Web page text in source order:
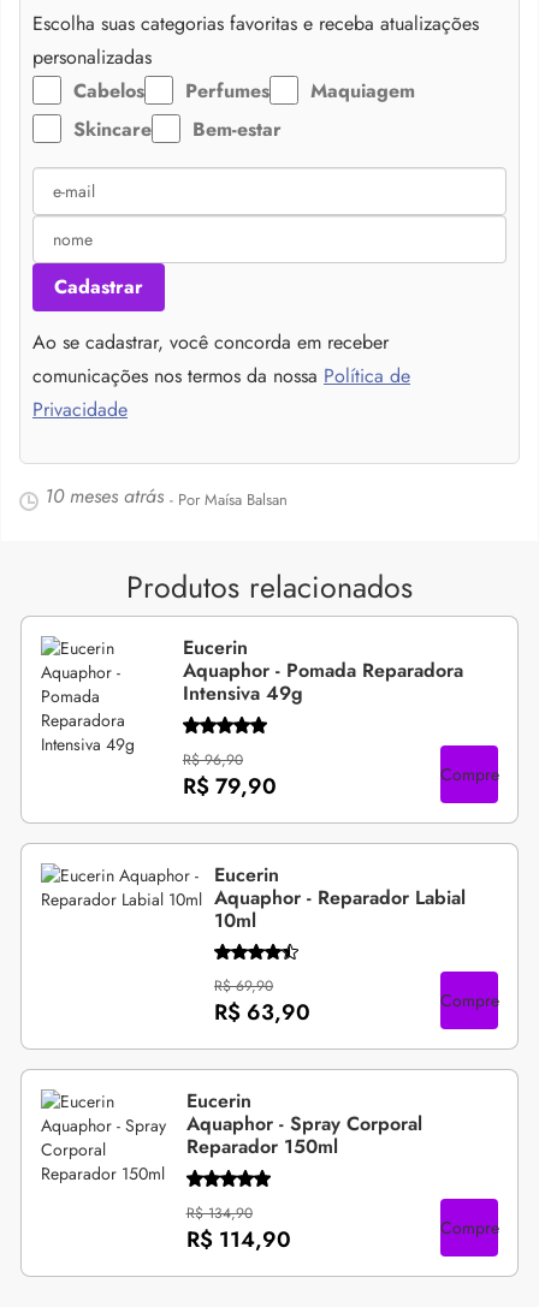
Escolha suas categorias favoritas e receba atualizações
personalizadas
Cabelos
Perfumes
Maquiagem
Skincare
Bem-estar
Cadastrar
Ao se cadastrar, você concorda em receber
comunicações nos termos da nossa Política de
Privacidade
10 meses atrás - Por Maísa Balsan
Produtos relacionados
Eucerin
Aquaphor - Pomada Reparadora
Intensiva 49g
R$ 96,90
R$ 79,90 Compre
Eucerin
Aquaphor - Reparador Labial
10ml
R$ 69,90
R$ 63,90 Compre
Eucerin
Aquaphor - Spray Corporal
Reparador 150ml
R$ 134,90
R$ 114,90 Compre